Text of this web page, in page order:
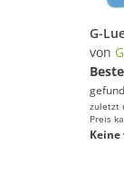
von
zuletzt
Preis